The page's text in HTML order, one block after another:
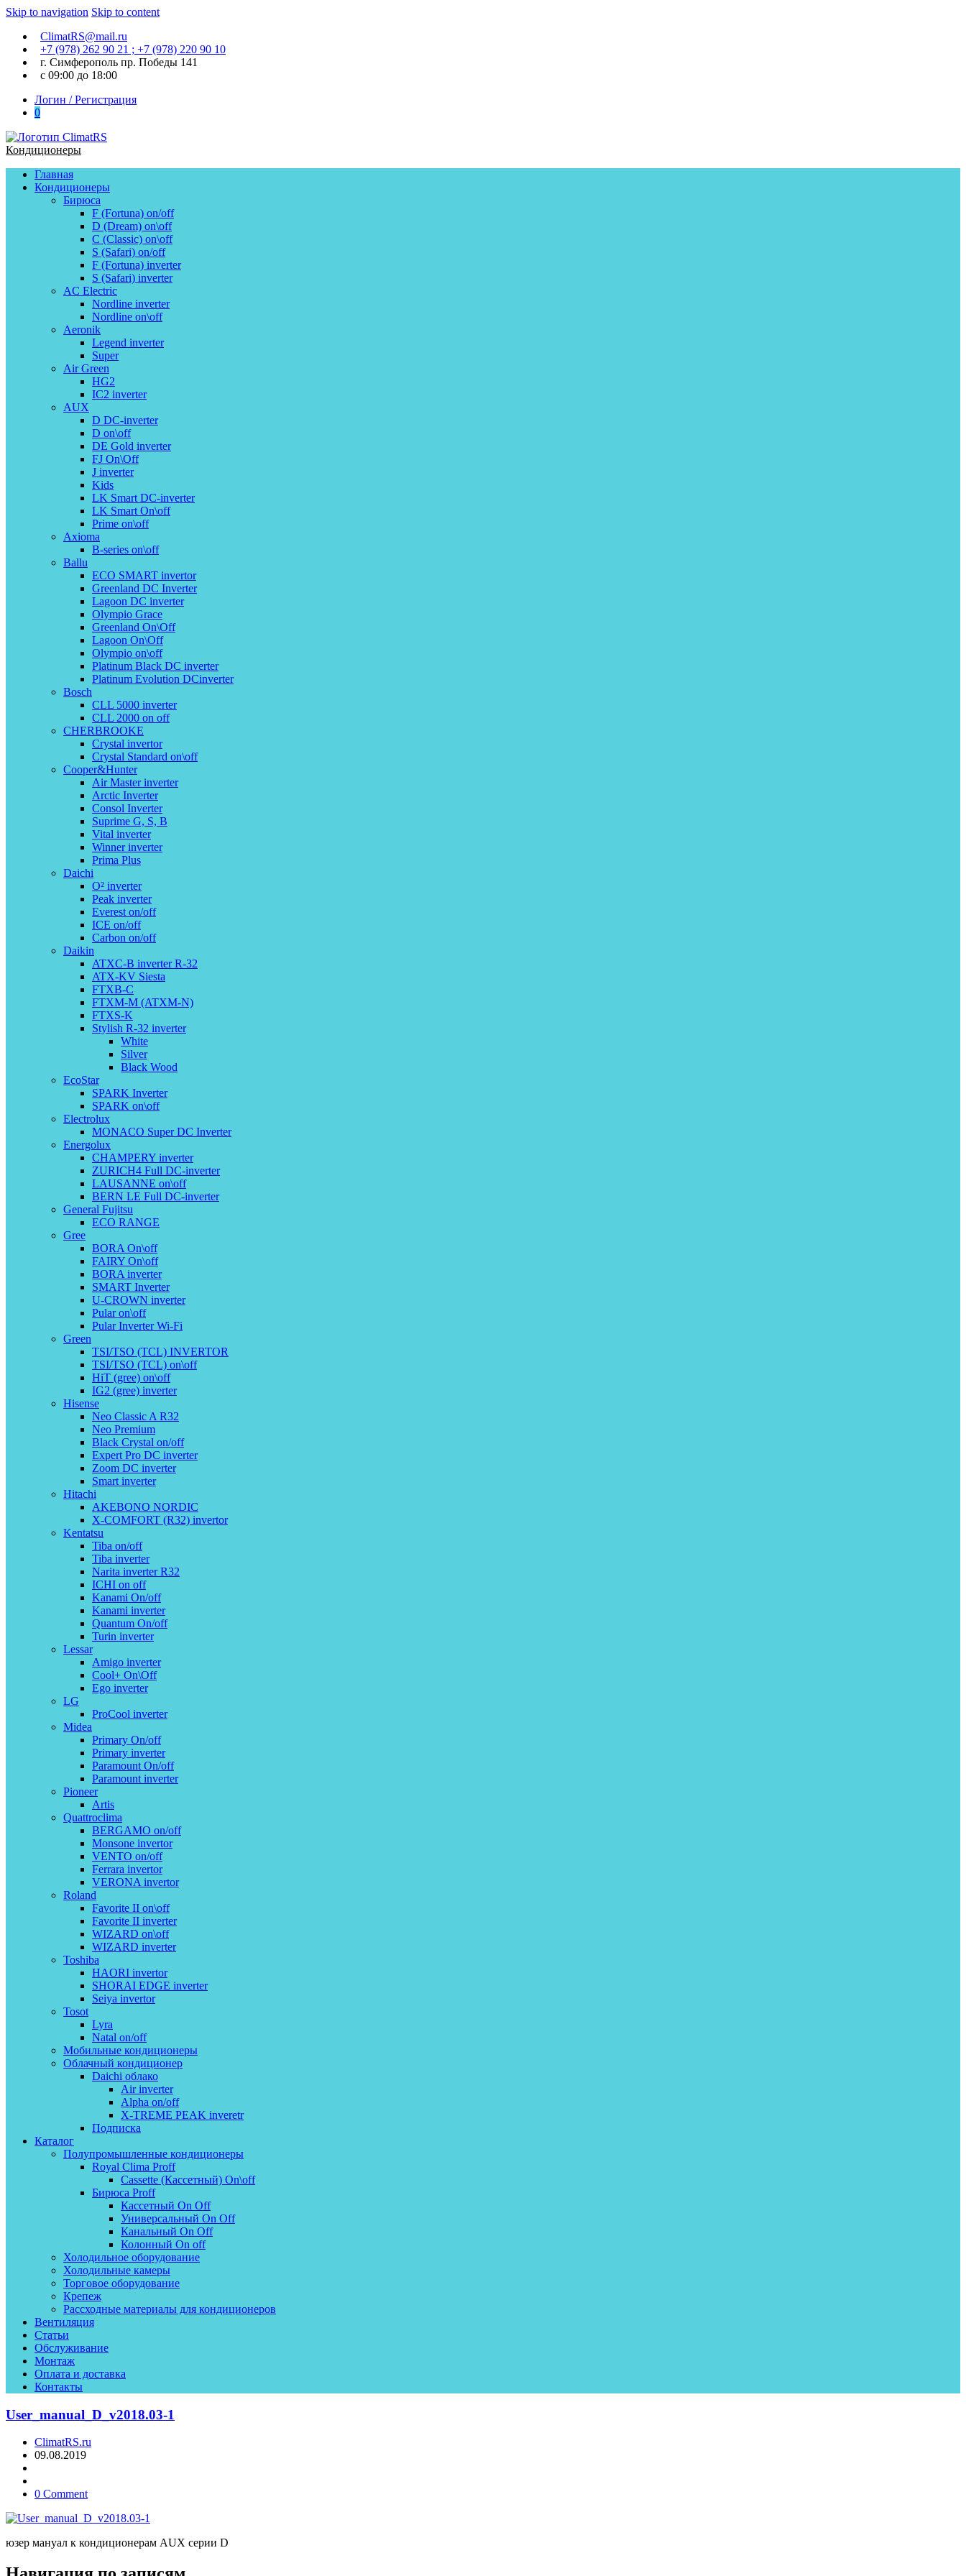
Skip to navigation Skip to content
ClimatRS@mail.ru
+7 (978) 262 90 21 ; +7 (978) 220 90 10
г. Симферополь пр. Победы 141
с 09:00 до 18:00
Логин / Регистрация
0
Кондиционеры
Главная
Кондиционеры
Бирюса
F (Fortuna) on/off
D (Dream) on\off
C (Classic) on\off
S (Safari) on/off
F (Fortuna) inverter
S (Safari) inverter
AC Electric
Nordline inverter
Nordline on\off
Aeronik
Legend inverter
Super
Air Green
HG2
IC2 inverter
AUX
D DC-inverter
D on\off
DE Gold inverter
FJ On\Off
J inverter
Kids
LK Smart DC-inverter
LK Smart On\off
Prime on\off
Axioma
B-series on\off
Ballu
ECO SMART invertor
Greenland DС Inverter
Lagoon DC inverter
Olympio Grace
Greenland On\Off
Lagoon On\Off
Olympio on\off
Platinum Black DC inverter
Platinum Evolution DCinverter
Bosch
CLL 5000 inverter
CLL 2000 on off
CHERBROOKE
Crystal invertor
Crystal Standard on\off
Cooper&Hunter
Air Master inverter
Arctic Inverter
Consol Inverter
Suprime G, S, B
Vital inverter
Winner inverter
Prima Plus
Daichi
O² inverter
Peak inverter
Everest on/off
ICE on/off
Carbon on/off
Daikin
ATXC-B inverter R-32
ATX-KV Siesta
FTXB-C
FTXM-M (ATXM-N)
FTXS-K
Stylish R-32 inverter
White
Silver
Black Wood
EcoStar
SPARK Inverter
SPARK on\off
Electrolux
MONACO Super DC Inverter
Energolux
CHAMPERY inverter
ZURICH4 Full DC-inverter
LAUSANNE on\off
BERN LE Full DC-inverter
General Fujitsu
ECO RANGE
Gree
BORA On\off
FAIRY On\off
BORA inverter
SMART Inverter
U-CROWN inverter
Pular on\off
Pular Inverter Wi-Fi
Green
TSI/TSO (TCL) INVERTOR
TSI/TSO (TCL) on\off
HiT (gree) on\off
IG2 (gree) inverter
Hisense
Neo Classic A R32
Neo Premium
Black Crystal on/off
Expert Pro DC inverter
Zoom DC inverter
Smart inverter
Hitachi
AKEBONO NORDIC
X-COMFORT (R32) invertor
Kentatsu
Tiba on/off
Tiba inverter
Narita inverter R32
ICHI on off
Kanami On/off
Kanami inverter
Quantum On/off
Turin inverter
Lessar
Amigo inverter
Cool+ On\Off
Ego inverter
LG
ProCool inverter
Midea
Primary On/off
Primary inverter
Paramount On/off
Paramount inverter
Pioneer
Artis
Quattroclima
BERGAMO on/off
Monsone invertor
VENTO on/off
Ferrara invertor
VERONA invertor
Roland
Favorite II on\off
Favorite II inverter
WIZARD on\off
WIZARD inverter
Toshiba
HAORI invertor
SHORAI EDGE inverter
Seiya invertor
Tosot
Lyra
Natal on/off
Мобильные кондиционеры
Облачный кондиционер
Daichi облако
Air inverter
Alpha on/off
X-TREME PEAK inveretr
Подписка
Каталог
Полупромышленные кондиционеры
Royal Clima Proff
Cassette (Кассетный) On\off
Бирюса Proff
Кассетный On Off
Универсальный On Off
Канальный On Off
Колонный On off
Холодильное оборудование
Холодильные камеры
Торговое оборудование
Крепеж
Рассходные материалы для кондиционеров
Вентиляция
Статьи
Обслуживание
Монтаж
Оплата и доставка
Контакты
User_manual_D_v2018.03-1
ClimatRS.ru
09.08.2019
0 Comment
юзер мануал к кондиционерам AUX серии D